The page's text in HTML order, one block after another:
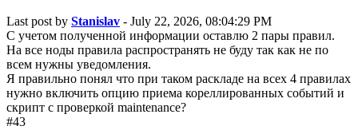
Last post by Stanislav - July 22, 2026, 08:04:29 PM
С учетом полученной информации оставлю 2 пары правил.
На все ноды правила распространять не буду так как не по
всем нужны уведомления.
Я правильно понял что при таком раскладе на всех 4 правилах
нужно включить опцию приема кореллированных событий и
скрипт с проверкой maintenance?
#43